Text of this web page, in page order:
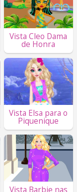
Vista Cleo Dama
de Honra
Vista Elsa para o
Piquenique
Vista Barbie nas